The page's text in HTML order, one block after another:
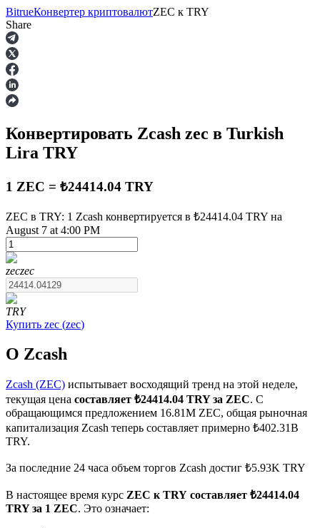
Фьючерсы
USDT-фьючерсы
Фьючерсы с использованием USDT в качестве
Фьючерсы на COIN-M
Криптовалютные фьючерсы
Деривативы на акции, форекс, драгоценные металлы и
BitrueКонвертер криптовалютZEC к TRY
Share
Конвертировать Zcash zec в Turkish
Lira TRY
1 ZEC = ₺24414.04 TRY
ZEC в TRY: 1 Zcash конвертируется в ₺24414.04 TRY на
August 7 at 4:00 PM
zeczec
TRY
Купить zec (zec)
О Zcash
Zcash (ZEC) испытывает восходящий тренд на этой неделе,
текущая цена составляет ₺24414.04 TRY за ZEC. С
обращающимся предложением 16.81M ZEC, общая рыночная
капитализация Zcash теперь составляет примерно ₺402.31B
TRY.
За последние 24 часа объем торгов Zcash достиг ₺5.93K TRY
В настоящее время курс ZEC к TRY составляет ₺24414.04
TRY за 1 ZEC. Это означает: